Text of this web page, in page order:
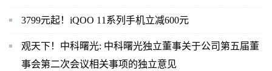
3799元起！iQOO 11系列手机立减600元
观天下！中科曙光: 中科曙光独立董事关于公司第五届董
事会第二次会议相关事项的独立意见